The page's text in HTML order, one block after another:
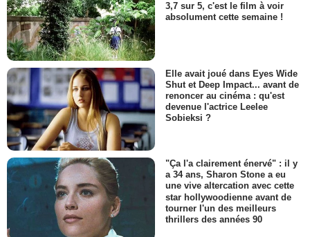
3,7 sur 5, c'est le film à voir
absolument cette semaine !
Elle avait joué dans Eyes Wide
Shut et Deep Impact... avant de
renoncer au cinéma : qu'est
devenue l'actrice Leelee
Sobieksi ?
"Ça l'a clairement énervé" : il y
a 34 ans, Sharon Stone a eu
une vive altercation avec cette
star hollywoodienne avant de
tourner l'un des meilleurs
thrillers des années 90